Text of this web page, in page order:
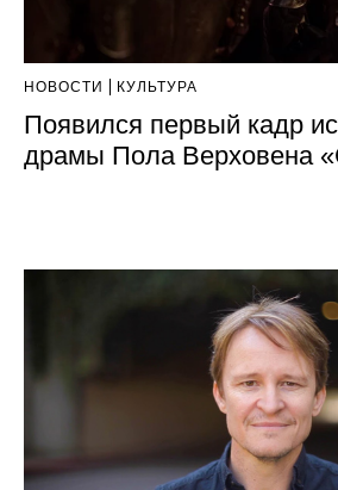
НОВОСТИ КУЛЬТУРА
Появился первый кадр
драмы Пола Верховена